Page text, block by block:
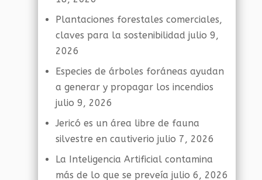
Plantaciones forestales comerciales,
claves para la sostenibilidad julio 9,
2026
Especies de árboles foráneas ayudan
a generar y propagar los incendios
julio 9, 2026
Jericó es un área libre de fauna
silvestre en cautiverio julio 7, 2026
La Inteligencia Artificial contamina
más de lo que se preveía julio 6, 2026